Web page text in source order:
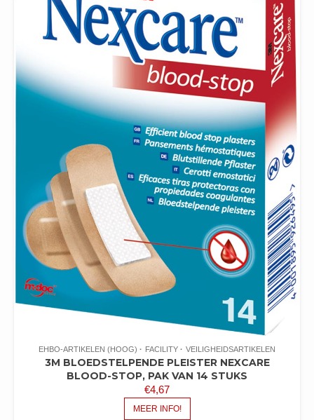
EHBO-ARTIKELEN (HOOG) FACILITY VEILIGHEIDSARTIKELEN
3M BLOEDSTELPENDE PLEISTER NEXCARE
BLOOD-STOP, PAK VAN 14 STUKS
€4,67
MEER INFO!